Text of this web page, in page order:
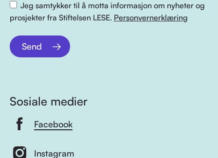
Jeg samtykker til å motta informasjon om nyheter og
prosjekter fra Stiftelsen LESE. Personvernerklæring
Send
Sosiale medier
Facebook
Instagram